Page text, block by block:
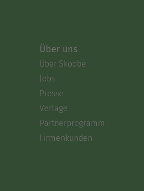
Über uns
Über Skoobe
Jobs
Presse
Verlage
Partnerprogramm
Firmenkunden